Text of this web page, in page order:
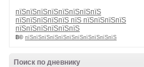
пїЅпїЅпїЅпїЅпїЅпїЅпїЅпїЅ
пїЅпїЅпїЅпїЅпїЅ пїЅ пїЅпїЅпїЅпїЅ
пїЅпїЅпїЅпїЅпїЅпїЅ
В© пїЅпїЅпїЅпїЅпїЅпїЅпїЅпїЅпїЅпїЅпїЅ
Поиск по дневнику